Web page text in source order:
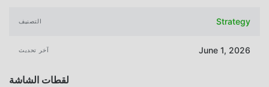
التصنيف Strategy
آخر تحديث June 1, 2026
لقطات الشاشة